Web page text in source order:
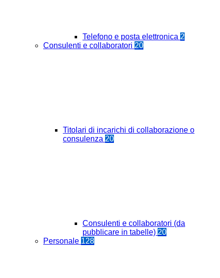
Telefono e posta elettronica 2
Consulenti e collaboratori 20
Titolari di incarichi di collaborazione o
consulenza 20
Consulenti e collaboratori (da
pubblicare in tabelle) 20
Personale 128